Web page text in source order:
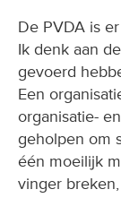
De PVDA is
Ik denk aan
gevoerd
Een
organisatie-
geholpen om
één moeilijk
vinger